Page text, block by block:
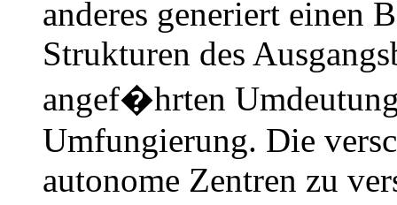
anderes generiert einen
Strukturen des
angef�hrten
Umfungierung. Die
autonome Zentren zu